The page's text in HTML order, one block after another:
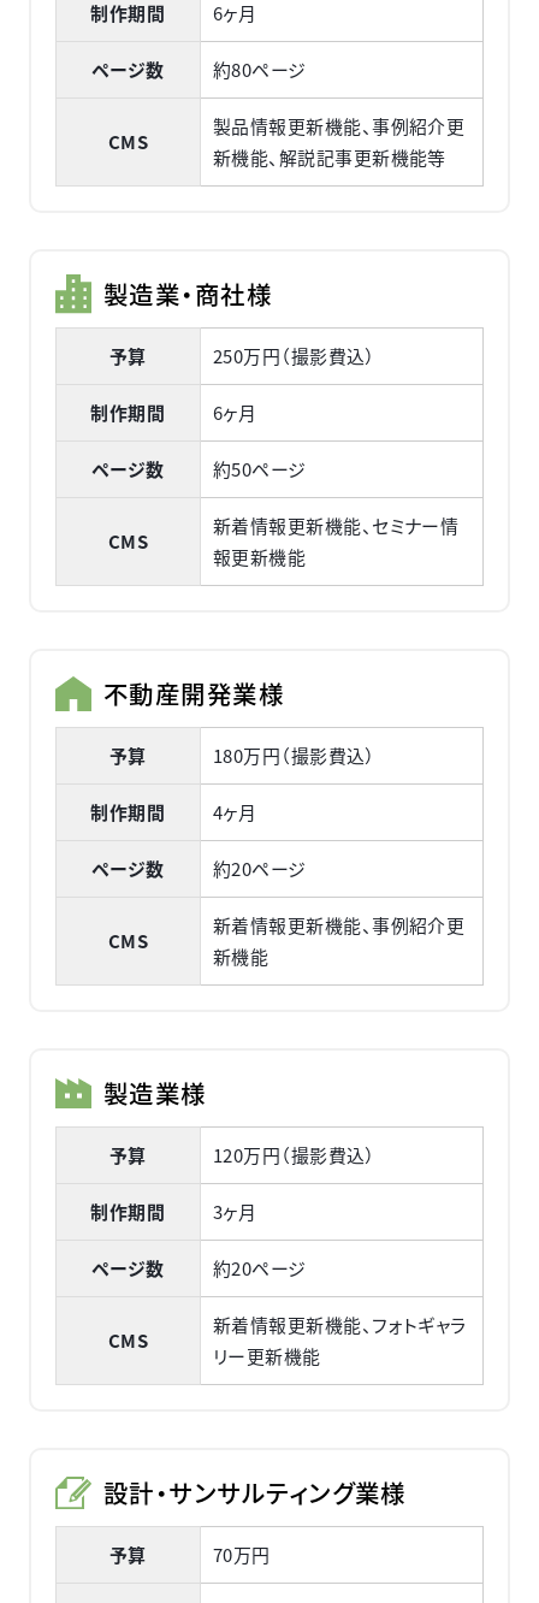
制作期間 6ヶ月
ページ数 約80ページ
CMS
製品情報更新機能、事例紹介更
新機能、解説記事更新機能等
製造業・商社様
予算 250万円（撮影費込）
制作期間 6ヶ月
ページ数 約50ページ
CMS
新着情報更新機能、セミナー情
報更新機能
不動産開発業様
予算 180万円（撮影費込）
制作期間 4ヶ月
ページ数 約20ページ
CMS
新着情報更新機能、事例紹介更
新機能
製造業様
予算 120万円（撮影費込）
制作期間 3ヶ月
ページ数 約20ページ
CMS
新着情報更新機能、フォトギャラ
リー更新機能
設計・サンサルティング業様
予算 70万円